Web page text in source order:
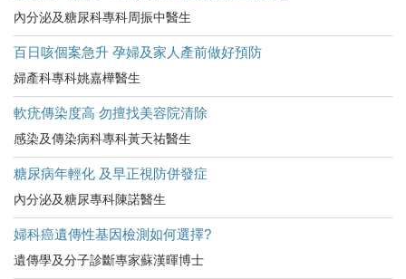
內分泌及糖尿科專科周振中醫生
百日咳個案急升 孕婦及家人產前做好預防
婦產科專科姚嘉樺醫生
軟疣傳染度高 勿擅找美容院清除
感染及傳染病科專科黃天祐醫生
糖尿病年輕化 及早正視防併發症
內分泌及糖尿專科陳諾醫生
婦科癌遺傳性基因檢測如何選擇?
遺傳學及分子診斷專家蘇漢暉博士